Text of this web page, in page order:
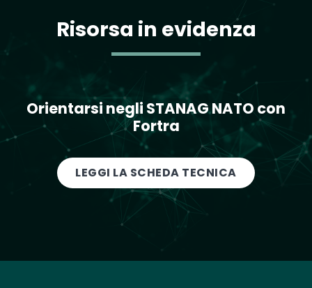
Risorsa in evidenza
Text
Orientarsi negli STANAG NATO con
Fortra
LEGGI LA SCHEDA TECNICA